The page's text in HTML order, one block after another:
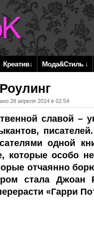
Креатив↓ Мода&Стиль ↓
28 апреля 2014 в 02:54
славой –
одной
которые особо
отчаянно
стала Джоан
«Гарри